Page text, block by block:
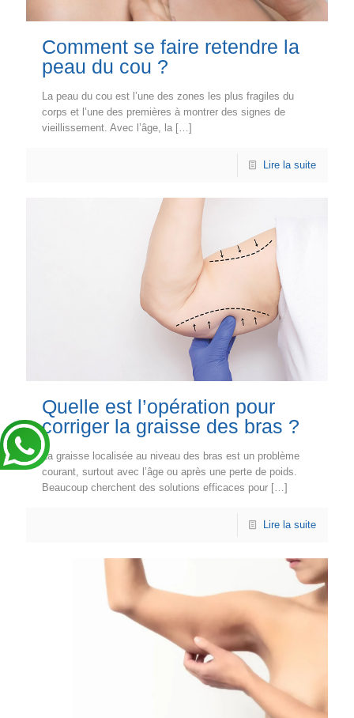
Comment se faire retendre la
peau du cou ?
La peau du cou est l’une des zones les plus fragiles du
corps et l’une des premières à montrer des signes de
vieillissement. Avec l’âge, la […]
Lire la suite
Quelle est l’opération pour
corriger la graisse des bras ?
La graisse localisée au niveau des bras est un problème
courant, surtout avec l’âge ou après une perte de poids.
Beaucoup cherchent des solutions efficaces pour […]
Lire la suite